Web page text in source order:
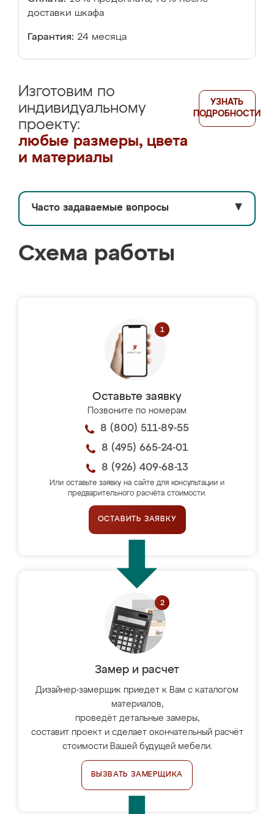
доставки шкафа
Гарантия: 24 месяца
Изготовим по
индивидуальному
проекту:
любые размеры, цвета
и материалы
УЗНАТЬ
ПОДРОБНОСТИ
Часто задаваемые вопросы ▼
Схема работы
Оставьте заявку
Позвоните по номерам
8 (800) 511-89-55
8 (495) 665-24-01
8 (926) 409-68-13
Или оставьте заявку на сайте для консультации и
предварительного расчёта стоимости.
ОСТАВИТЬ ЗАЯВКУ
Замер и расчет
Дизайнер-замерщик приедет к Вам с каталогом
материалов,
проведёт детальные замеры,
составит проект и сделает окончательный расчёт
стоимости Вашей будущей мебели.
ВЫЗВАТЬ ЗАМЕРЩИКА